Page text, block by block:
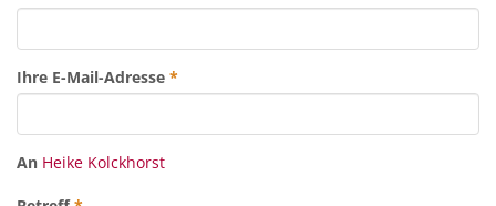
Ihre E-Mail-Adresse *
An Heike Kolckhorst